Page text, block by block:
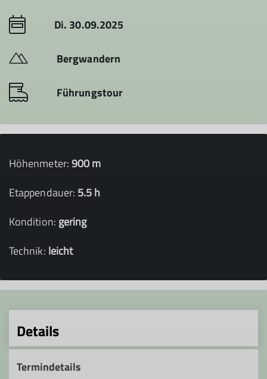
Di. 30.09.2025
Bergwandern
Führungstour
Höhenmeter:900 m
Etappendauer: 5.5 h
Kondition: gering
Technik: leicht
Details
Termindetails